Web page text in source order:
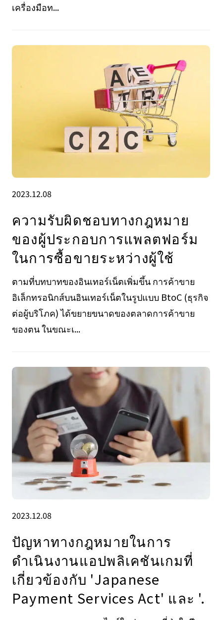
เครื่องมือท...
2023.12.08
ความรับผิดชอบทางกฎหมาย
ของผู้ประกอบการแพลตฟอร์ม
ในการซื้อขายระหว่างผู้ใช้
ตามที่บทบาทของอินเทอร์เน็ตเพิ่มขึ้น การค้าขาย
อิเล็กทรอนิกส์บนอินเทอร์เน็ตในรูปแบบ BtoC (ธุรกิจ
ต่อผู้บริโภค) ได้ขยายขนาดของตลาดการค้าขาย
ของตน ในขณะเ...
2023.12.08
ปัญหาทางกฎหมายในการ
ดำเนินงานแอปพลิเคชันเกมที่
เกี่ยวข้องกับ 'Japanese
Payment Services Act' และ '.